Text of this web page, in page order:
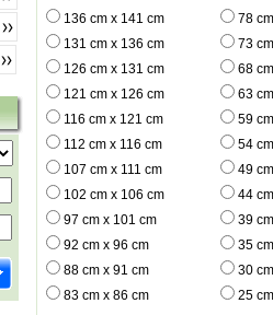
136 cm x 141 cm
78
131 cm x 136 cm
73
126 cm x 131 cm
68
121 cm x 126 cm
63
116 cm x 121 cm
59
112 cm x 116 cm
54
107 cm x 111 cm
49
102 cm x 106 cm
44
97 cm x 101 cm
39
92 cm x 96 cm
35
88 cm x 91 cm
30
83 cm x 86 cm
25